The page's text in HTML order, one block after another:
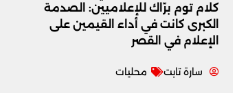
كلام توم برّاك للإعلاميين: الصدمة
الكبرى كانت في أداء القيمين على
‏الإعلام في القصر
سارة تابت محليات